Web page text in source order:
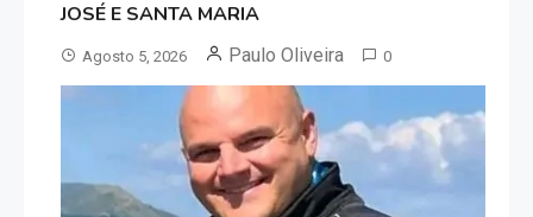
JOSÉ E SANTA MARIA
Agosto 5, 2026 Paulo Oliveira 0